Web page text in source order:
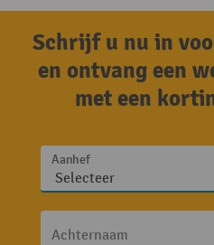
Schrijf u nu in
en ontvang een
met een
Aanhef
Achternaam